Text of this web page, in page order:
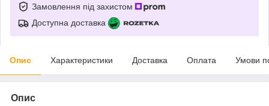
Замовлення під захистом
Доступна доставка
Опис Характеристики Доставка Оплата Умови
Опис